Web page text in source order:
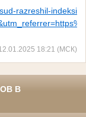
razreshil-
18:21 (МСК)
В